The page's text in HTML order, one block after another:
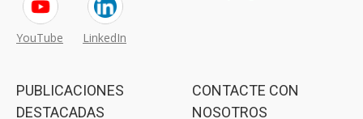
YouTube LinkedIn
PUBLICACIONES
DESTACADAS
CONTACTE CON
NOSOTROS